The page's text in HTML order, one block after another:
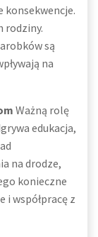
konsekwencje.
rodziny.
są
na
Ważną rolę
edukacja,
na drodze,
konieczne
i współpracę z